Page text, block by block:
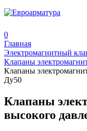
0
Главная
Электромагнитный
Клапаны
Клапаны
Ду50
Клапаны
высокого